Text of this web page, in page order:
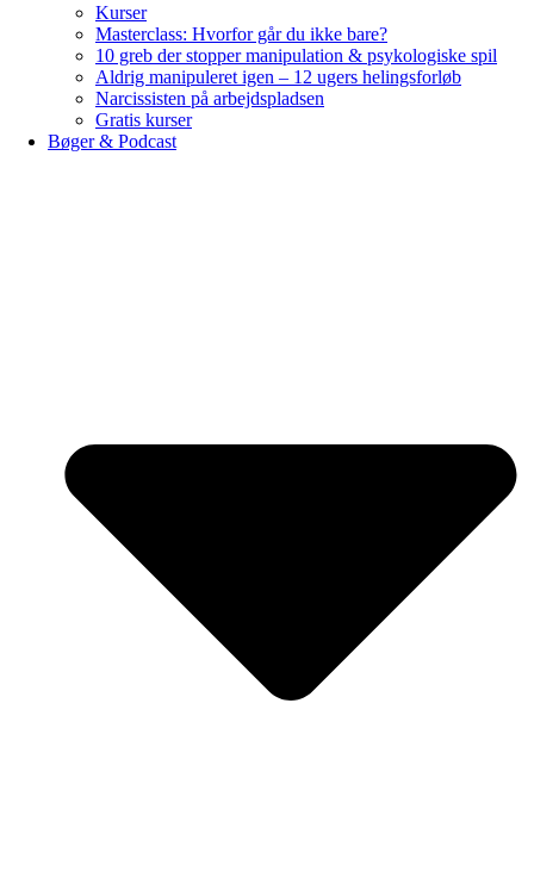
Kurser
Masterclass: Hvorfor går du ikke bare?
10 greb der stopper manipulation & psykologiske spil
Aldrig manipuleret igen – 12 ugers helingsforløb
Narcissisten på arbejdspladsen
Gratis kurser
Bøger & Podcast